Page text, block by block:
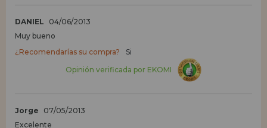
DANIEL
04/06/2013
Muy bueno
¿Recomendarías su compra?
Si
Opinión verificada por EKOMI
Jorge
07/05/2013
Excelente